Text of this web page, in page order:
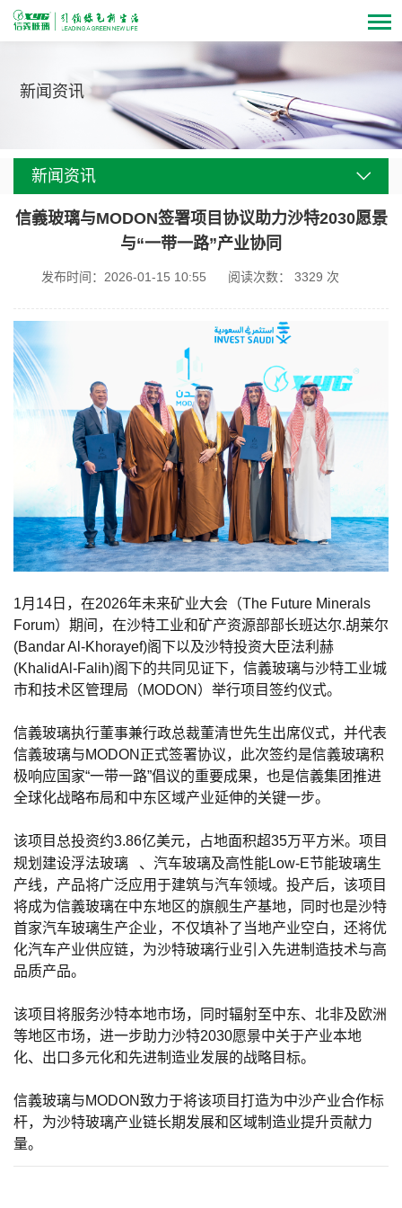
新闻资讯
新闻资讯
信義玻璃与MODON签署项目协议助力沙特2030愿景
与“一带一路”产业协同
发布时间：2026-01-15 10:55 阅读次数： 3329 次
1月14日，在2026年未来矿业大会（The Future Minerals
Forum）期间，在沙特工业和矿产资源部部长班达尔.胡莱尔
(Bandar Al-Khorayef)阁下以及沙特投资大臣法利赫
(KhalidAl-Falih)阁下的共同见证下，信義玻璃与沙特工业城
市和技术区管理局（MODON）举行项目签约仪式。
信義玻璃执行董事兼行政总裁董清世先生出席仪式，并代表
信義玻璃与MODON正式签署协议，此次签约是信義玻璃积
极响应国家“一带一路”倡议的重要成果，也是信義集团推进
全球化战略布局和中东区域产业延伸的关键一步。
该项目总投资约3.86亿美元，占地面积超35万平方米。项目
规划建设浮法玻璃
、汽车玻璃及高性能Low-E节能玻璃生
产线，产品将广泛应用于建筑与汽车领域。投产后，该项目
将成为信義玻璃在中东地区的旗舰生产基地，同时也是沙特
首家汽车玻璃生产企业，不仅填补了当地产业空白，还将优
化汽车产业供应链，为沙特玻璃行业引入先进制造技术与高
品质产品。
该项目将服务沙特本地市场，同时辐射至中东、北非及欧洲
等地区市场，进一步助力沙特2030愿景中关于产业本地
化、出口多元化和先进制造业发展的战略目标。
信義玻璃与MODON致力于将该项目打造为中沙产业合作标
杆，为沙特玻璃产业链长期发展和区域制造业提升贡献力
量。